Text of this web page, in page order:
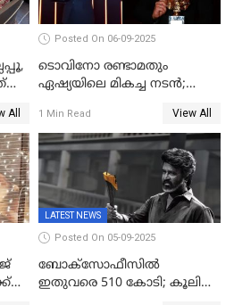
All
Posted On 06-09-2025
ടൊവിനോ രണ്ടാമതും
ഏഷ്യയിലെ മികച്ച നടന്‍;
പുരസ്‌കാരം
1 Min Read View All
LATEST NEWS
Posted On 05-09-2025
ബോക്സോഫീസിൽ
ഇതുവരെ 510 കോടി; കൂലി